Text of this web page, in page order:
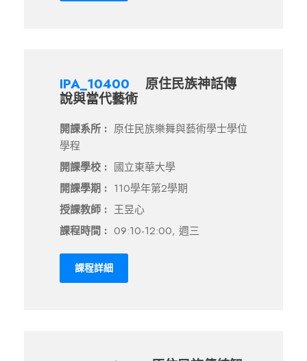
IPA_10400
原住民族神話傳
說與當代藝術
開課系所 : 原住民族樂舞與藝術學士學位
學程
開課學校 : 國立東華大學
開課學期 : 110學年第2學期
授課教師 : 王昱心
課程時間 : 09:10-12:00, 週三
課程詳細